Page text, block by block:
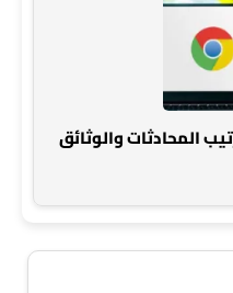
المحادثات والوثائق